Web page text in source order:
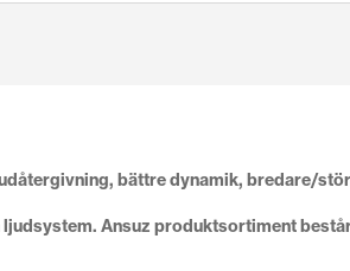
bättre dynamik, bredare/
Ansuz produktsortiment